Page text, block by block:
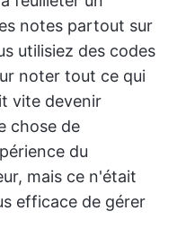
notes partout sur
utilisiez des codes
noter tout ce qui
vite devenir
chose de
du
mais ce n'était
efficace de gérer